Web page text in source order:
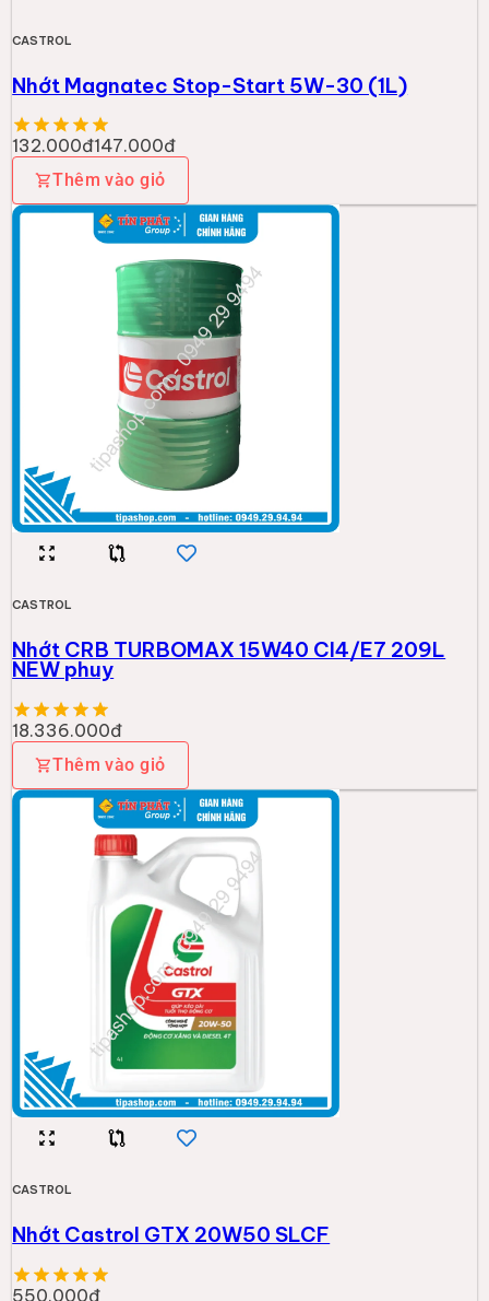
CASTROL
Nhớt Magnatec Stop-Start 5W-30 (1L)
132.000đ147.000đ
Thêm vào giỏ
CASTROL
Nhớt CRB TURBOMAX 15W40 CI4/E7 209L
NEW phuy
18.336.000đ
Thêm vào giỏ
CASTROL
Nhớt Castrol GTX 20W50 SLCF
550.000đ